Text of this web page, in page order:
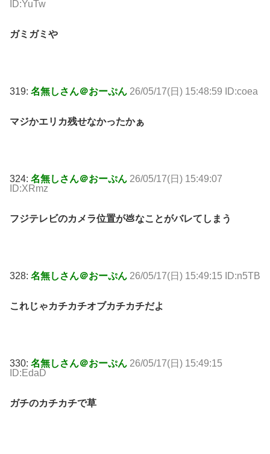
ID:YuTw
ガミガミや
319: 名無しさん＠おーぷん 26/05/17(日) 15:48:59 ID:coea
マジかエリカ残せなかったかぁ
324: 名無しさん＠おーぷん 26/05/17(日) 15:49:07
ID:XRmz
フジテレビのカメラ位置が💩なことがバレてしまう
328: 名無しさん＠おーぷん 26/05/17(日) 15:49:15 ID:n5TB
これじゃカチカチオブカチカチだよ
330: 名無しさん＠おーぷん 26/05/17(日) 15:49:15
ID:EdaD
ガチのカチカチで草